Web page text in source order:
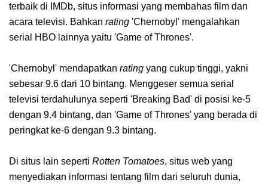
terbaik di IMDb, situs informasi yang membahas film dan
acara televisi. Bahkan rating 'Chernobyl' mengalahkan
serial HBO lainnya yaitu 'Game of Thrones'.
'Chernobyl' mendapatkan rating yang cukup tinggi, yakni
sebesar 9.6 dari 10 bintang. Menggeser semua serial
televisi terdahulunya seperti 'Breaking Bad' di posisi ke-5
dengan 9.4 bintang, dan 'Game of Thrones' yang berada di
peringkat ke-6 dengan 9.3 bintang.
Di situs lain seperti Rotten Tomatoes, situs web yang
menyediakan informasi tentang film dari seluruh dunia,